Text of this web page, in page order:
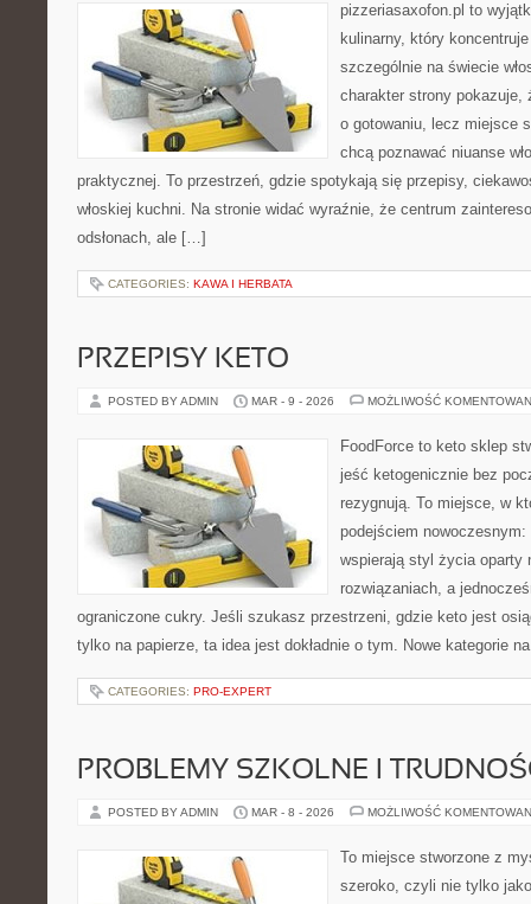
pizzeriasaxofon.pl to
kulinarny, który
szczególnie na świecie
charakter strony pokazuje,
o gotowaniu, lecz miejsce
chcą poznawać niuanse
praktycznej. To przestrzeń, gdzie spotykają się przepisy,
włoskiej kuchni. Na stronie widać wyraźnie, że centrum
odsłonach, ale […]
CATEGORIES: KAWA I HERBATA
PRZEPISY KETO
POSTED BY ADMIN MAR - 9 - 2026 MOŻLIWOŚĆ
FoodForce to keto sklep
jeść ketogenicznie bez
rezygnują. To miejsce, w
podejściem
wspierają styl życia oparty
rozwiązaniach, a
ograniczone cukry. Jeśli szukasz przestrzeni, gdzie keto jest
tylko na papierze, ta idea jest dokładnie o tym. Nowe kategorie
CATEGORIES: PRO-EXPERT
PROBLEMY SZKOLNE I
POSTED BY ADMIN MAR - 8 - 2026 MOŻLIWOŚĆ
To miejsce stworzone z
szeroko, czyli nie tylko